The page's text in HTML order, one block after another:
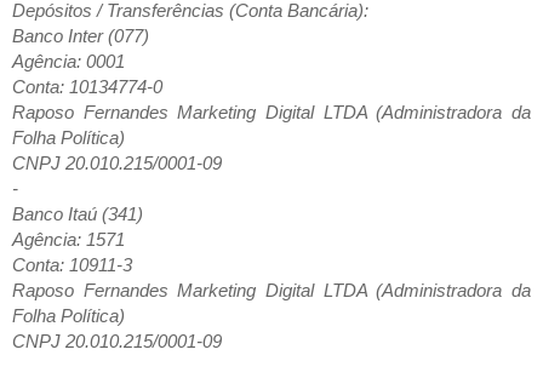
Depósitos / Transferências (Conta Bancária):
Banco Inter (077)
Agência: 0001
Conta: 10134774-0
Raposo Fernandes Marketing Digital LTDA (Administradora da
Folha Política)
CNPJ 20.010.215/0001-09
-
Banco Itaú (341)
Agência: 1571
Conta: 10911-3
Raposo Fernandes Marketing Digital LTDA (Administradora da
Folha Política)
CNPJ 20.010.215/0001-09